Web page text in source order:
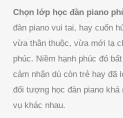
Chọn lớp học đàn piano
đàn piano vui tai, hay cuốn
vừa thân thuộc, vừa mới lạ
phúc. Niềm hạnh phúc đó
cảm nhận dù còn trẻ hay đã
đối tượng học đàn piano
vụ khác nhau.